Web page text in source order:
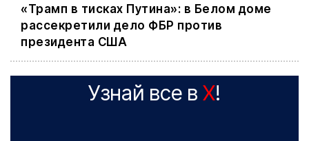
«Трамп в тисках Путина»: в Белом доме
рассекретили дело ФБР против
президента США
Узнай все в X!